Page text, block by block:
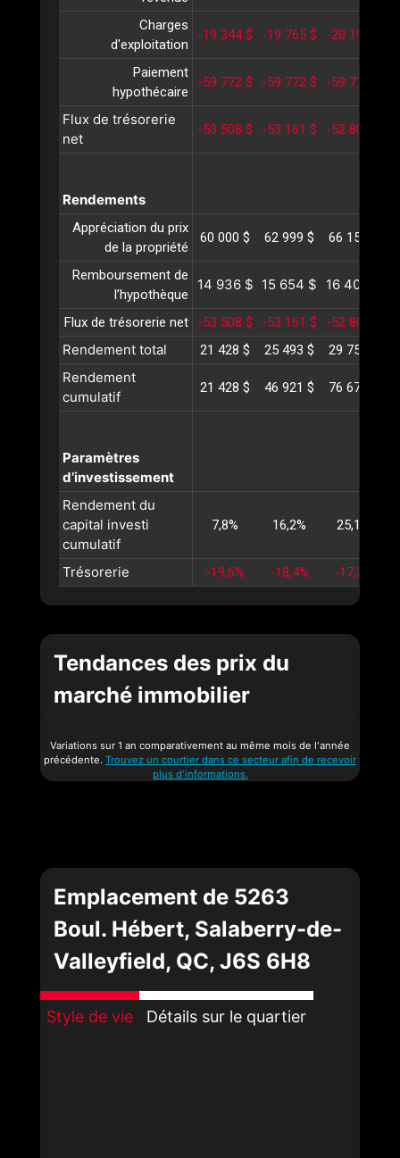
Charges
d'exploitation
-19 344 $ -19 765 $ -20 195 $
Paiement
hypothécaire
-59 772 $ -59 772 $ -59 772 $
Flux de trésorerie
net
-53 508 $ -53 161 $ -52 800 $
Rendements
Appréciation du prix
de la propriété
60 000 $ 62 999 $ 66 150 $
Remboursement de
l’hypothèque
14 936 $ 15 654 $ 16 406 $
Flux de trésorerie net -53 508 $ -53 161 $ -52 800 $
Rendement total 21 428 $ 25 493 $ 29 756 $
Rendement
cumulatif
21 428 $ 46 921 $ 76 677 $
Paramètres
d’investissement
Rendement du
capital investi
cumulatif
7,8% 16,2% 25,1%
Trésorerie -19,6% -18,4% -17,3%
Tendances des prix du
marché immobilier
Variations sur 1 an comparativement au même mois de l'année
précédente. Trouvez un courtier dans ce secteur afin de recevoir
plus d'informations.
Emplacement de 5263
Boul. Hébert, Salaberry-de-
Valleyfield, QC, J6S 6H8
Style de vie Détails sur le quartier